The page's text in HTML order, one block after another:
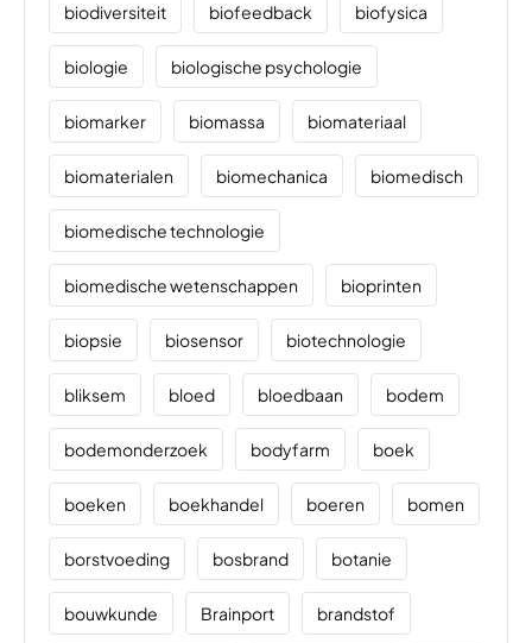
biodiversiteit biofeedback biofysica
biologie biologische psychologie
biomarker biomassa biomateriaal
biomaterialen biomechanica biomedisch
biomedische technologie
biomedische wetenschappen bioprinten
biopsie biosensor biotechnologie
bliksem bloed bloedbaan bodem
bodemonderzoek bodyfarm boek
boeken boekhandel boeren bomen
borstvoeding bosbrand botanie
bouwkunde Brainport brandstof